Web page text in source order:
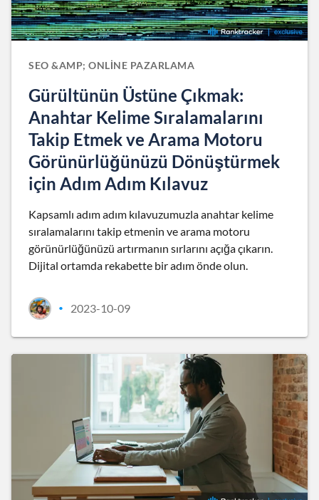
SEO &AMP; ONLINE PAZARLAMA
Gürültünün Üstüne Çıkmak:
Anahtar Kelime Sıralamalarını
Takip Etmek ve Arama Motoru
Görünürlüğünüzü Dönüştürmek
için Adım Adım Kılavuz
Kapsamlı adım adım kılavuzumuzla anahtar kelime
sıralamalarını takip etmenin ve arama motoru
görünürlüğünüzü artırmanın sırlarını açığa çıkarın.
Dijital ortamda rekabette bir adım önde olun.
• 2023-10-09